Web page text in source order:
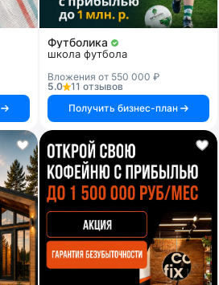
Футболика
школа футбола
Вложения от 550 000 ₽
5.0
11 отзывов
Получить бизнес-план